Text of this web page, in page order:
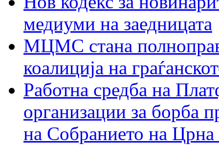
медиуми на заедницата
МЦМС стана
коалиција на
Работна средба на
организации за борба
на Собранието на Црна